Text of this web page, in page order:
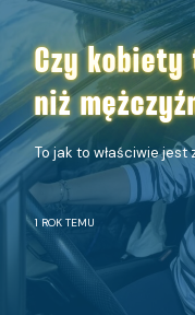
Czy
niż
To jak to właściwie
1 ROK TEMU